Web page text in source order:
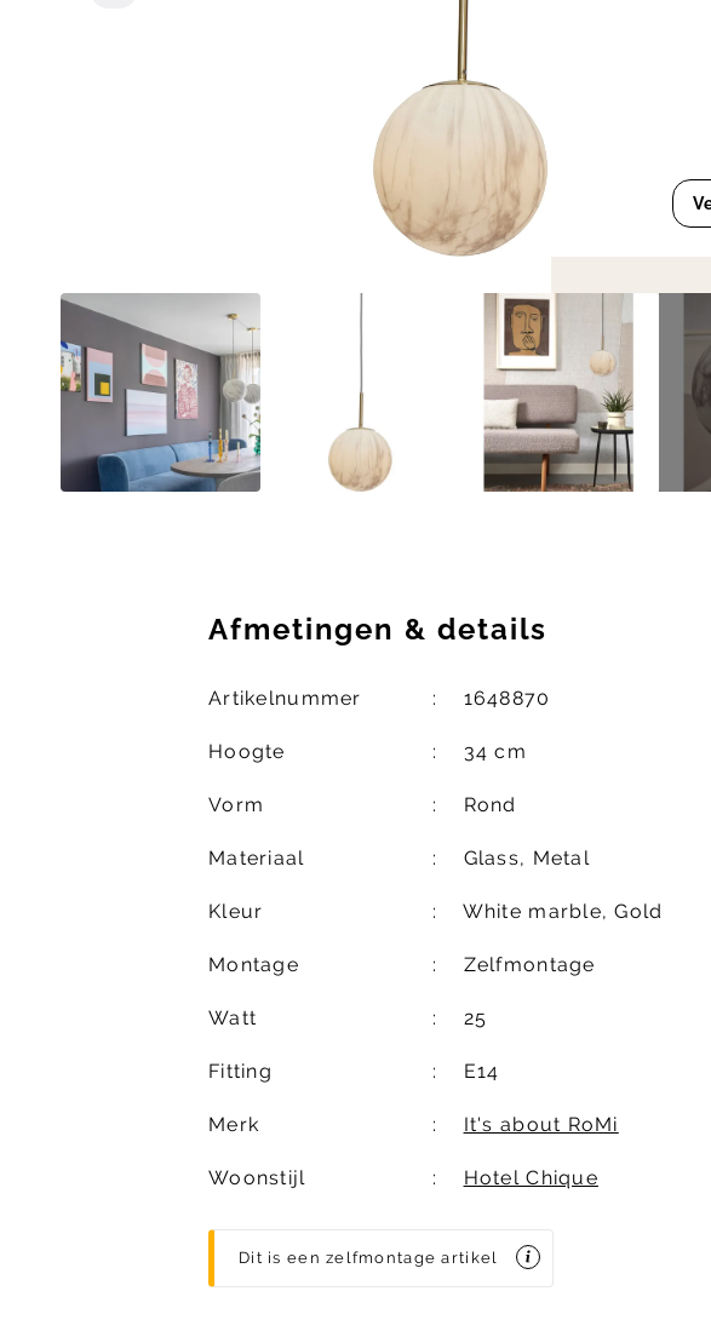
Afmetingen & details
Artikelnummer 1648870
Hoogte 34 cm
Vorm Rond
Materiaal Glass, Metal
Kleur White marble, Gold
Montage Zelfmontage
Watt 25
Fitting E14
Merk It's about RoMi
Woonstijl Hotel Chique
Dit is een zelfmontage artikel